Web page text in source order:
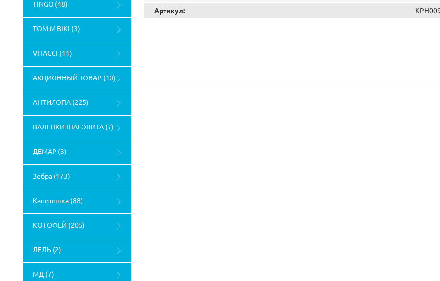
TINGO (48)
TOM M BIKI (3)
VITACCI (11)
АКЦИОННЫЙ ТОВАР (10)
АНТИЛОПА (225)
ВАЛЕНКИ ШАГОВИТА (7)
ДЕМАР (3)
Зебра (173)
Капитошка (88)
КОТОФЕЙ (205)
ЛЕЛЬ (2)
МД (7)
Артикул: